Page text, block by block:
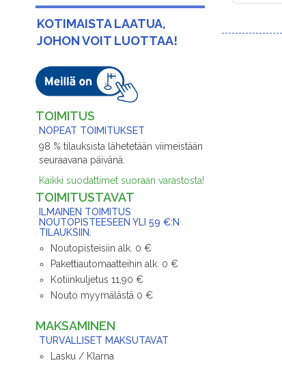
KOTIMAISTA LAATUA,
JOHON VOIT LUOTTAA!
TOIMITUS
NOPEAT TOIMITUKSET
98 % tilauksista lähetetään viimeistään
seuraavana päivänä.
Kaikki suodattimet suoraan varastosta!
TOIMITUSTAVAT
ILMAINEN TOIMITUS
NOUTOPISTEESEEN YLI 59 €:N
TILAUKSIIN.
Noutopisteisiin alk. 0 €
Pakettiautomaatteihin alk. 0 €
Kotiinkuljetus 11,90 €
Nouto myymälästä 0 €
MAKSAMINEN
TURVALLISET MAKSUTAVAT
Lasku / Klarna